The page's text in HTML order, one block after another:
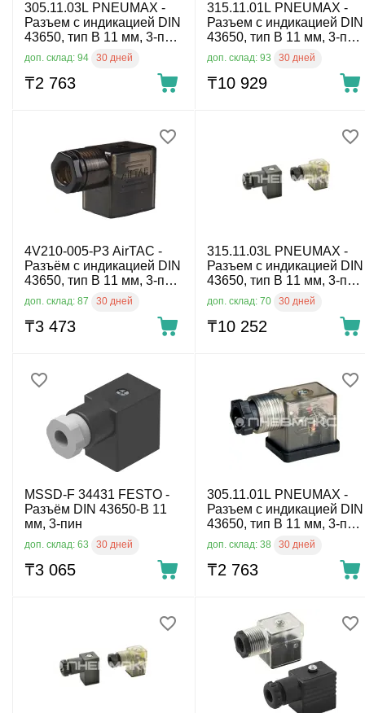
305.11.03L PNEUMAX -
Разъем с индикацией DIN
43650, тип B 11 мм, 3-пин,
220 V AC
доп. склад: 94 30 дней
₸2 763
315.11.01L PNEUMAX -
Разъем с индикацией DIN
43650, тип B 11 мм, 3-пин,
24 V AC/DC
доп. склад: 93 30 дней
₸10 929
4V210-005-P3 AirTAC -
Разъём с индикацией DIN
43650, тип B 11 мм, 3-пин,
12-24 V DC
доп. склад: 87 30 дней
₸3 473
315.11.03L PNEUMAX -
Разъем с индикацией DIN
43650, тип B 11 мм, 3-пин,
220 V AC
доп. склад: 70 30 дней
₸10 252
MSSD-F 34431 FESTO -
Разъём DIN 43650-B 11
мм, 3-пин
доп. склад: 63 30 дней
₸3 065
305.11.01L PNEUMAX -
Разъем с индикацией DIN
43650, тип B 11 мм, 3-пин,
24 V AC/DC
доп. склад: 38 30 дней
₸2 763